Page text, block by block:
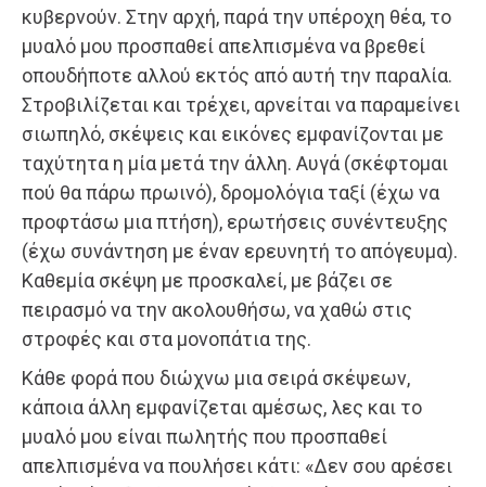
κυβερνούν. Στην αρχή, παρά την υπέροχη θέα, το
μυαλό μου προσπαθεί απελπισμένα να βρεθεί
οπουδήποτε αλλού εκτός από αυτή την παραλία.
Στροβιλίζεται και τρέχει, αρνείται να παραμείνει
σιωπηλό, σκέψεις και εικόνες εμφανίζονται με
ταχύτητα η μία μετά την άλλη. Αυγά (σκέφτομαι
πού θα πάρω πρωινό), δρομολόγια ταξί (έχω να
προφτάσω μια πτήση), ερωτήσεις συνέντευξης
(έχω συνάντηση με έναν ερευνητή το απόγευμα).
Καθεμία σκέψη με προσκαλεί, με βάζει σε
πειρασμό να την ακολουθήσω, να χαθώ στις
στροφές και στα μονοπάτια της.
Κάθε φορά που διώχνω μια σειρά σκέψεων,
κάποια άλλη εμφανίζεται αμέσως, λες και το
μυαλό μου είναι πωλητής που προσπαθεί
απελπισμένα να πουλήσει κάτι: «Δεν σου αρέσει